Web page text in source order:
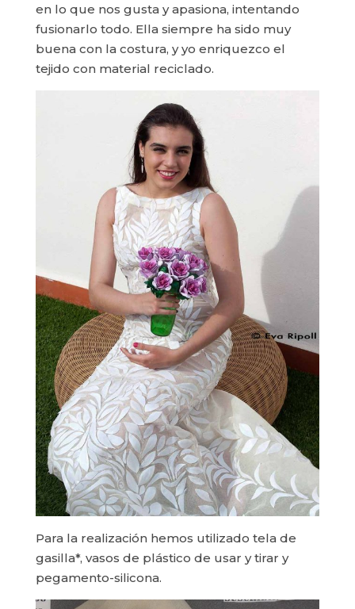
en lo que nos gusta y apasiona, intentando
fusionarlo todo. Ella siempre ha sido muy
buena con la costura, y yo enriquezco el
tejido con material reciclado.
Para la realización hemos utilizado tela de
gasilla*, vasos de plástico de usar y tirar y
pegamento-silicona.